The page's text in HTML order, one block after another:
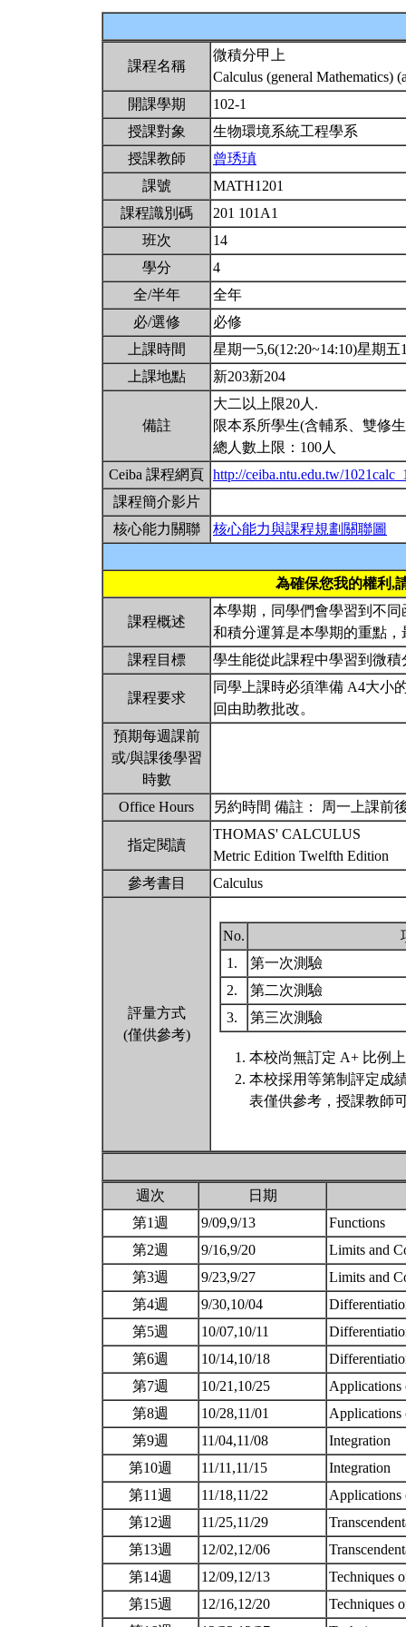
課程名稱
微積分甲上
Calculus (general Mathematics)
開課學期
102-1
授課對象
生物環境系統工程學系
授課教師
曾琇瑱
課號
MATH1201
課程識別碼
201 101A1
班次
14
學分
4
全/半年
全年
必/選修
必修
上課時間
星期一5,6(12:20~14:10)星期五
上課地點
新203新204
備註
大二以上限20人.
限本系所學生(含輔系、雙修
總人數上限：100人
Ceiba 課程網頁 http://ceiba.ntu.edu.tw/
課程簡介影片
核心能力關聯
核心能力與課程規劃關聯圖
為確保您我的權利,
課程概述
本學期，同學們會學習到不
和積分運算是本學期的重點
課程目標
學生能從此課程中學習到微
課程要求
同學上課時必須準備 A4大小
回由助教批改。
預期每週課前
或/與課後學習
時數
Office Hours
另約時間 備註： 周一上課前
指定閱讀
THOMAS' CALCULUS
Metric Edition Twelfth Edition
參考書目
Calculus
評量方式
(僅供參考)
No.
1.
第一次測驗
2.
第二次測驗
3.
第三次測驗
本校尚無訂定 A+ 比例
本校採用等第制評定成
表僅供參考，授課教師
週次
日期
第1週
9/09,9/13
Functions
第2週
9/16,9/20
Limits and
第3週
9/23,9/27
Limits and
第4週
9/30,10/04
第5週
10/07,10/11
第6週
10/14,10/18
第7週
10/21,10/25
第8週
10/28,11/01
第9週
11/04,11/08
Integration
第10週
11/11,11/15
Integration
第11週
11/18,11/22
第12週
11/25,11/29
第13週
12/02,12/06
第14週
12/09,12/13
Techniques
第15週
12/16,12/20
Techniques